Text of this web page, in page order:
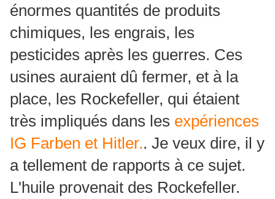
énormes quantités de produits
chimiques, les engrais, les
pesticides après les guerres. Ces
usines auraient dû fermer, et à la
place, les Rockefeller, qui étaient
très impliqués dans les expériences
IG Farben et Hitler.. Je veux dire, il y
a tellement de rapports à ce sujet.
L'huile provenait des Rockefeller.